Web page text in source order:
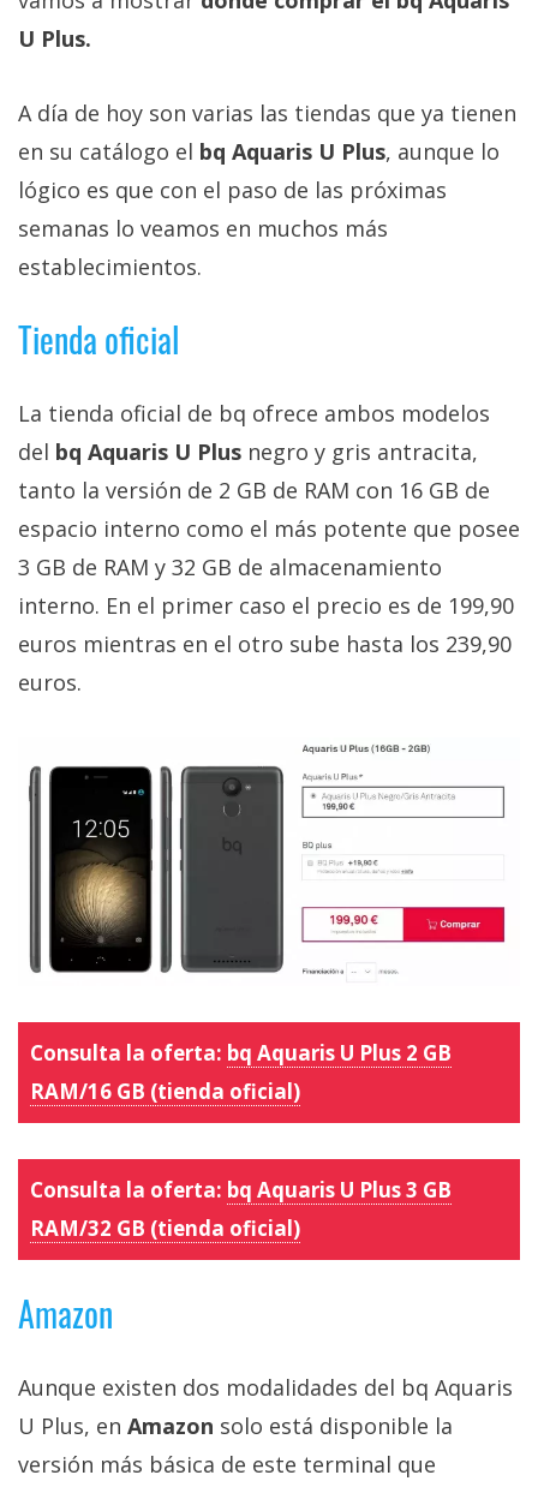
Más
temas
Sorteos
Foros
Contacto
nosotros
Publicidad
Cambiar
opciones
de
privacidad
Aviso
Legal
digital donde
encontrarás
todas las
noticias sobre
tecnología,
móviles,
ordenadores,
apps,
informática,
videojuegos,
El Grupo
Informático
(CC) 2006-
reservados.
U Plus.
A día de hoy son varias las tiendas que ya tienen
en su catálogo el bq Aquaris U Plus, aunque lo
lógico es que con el paso de las próximas
semanas lo veamos en muchos más
establecimientos.
Tienda oficial
La tienda oficial de bq ofrece ambos modelos
del bq Aquaris U Plus negro y gris antracita,
tanto la versión de 2 GB de RAM con 16 GB de
espacio interno como el más potente que posee
3 GB de RAM y 32 GB de almacenamiento
interno. En el primer caso el precio es de 199,90
euros mientras en el otro sube hasta los 239,90
euros.
Consulta la oferta: bq Aquaris U Plus 2 GB
RAM/16 GB (tienda oficial)
Consulta la oferta: bq Aquaris U Plus 3 GB
RAM/32 GB (tienda oficial)
Amazon
Aunque existen dos modalidades del bq Aquaris
U Plus, en Amazon solo está disponible la
versión más básica de este terminal que